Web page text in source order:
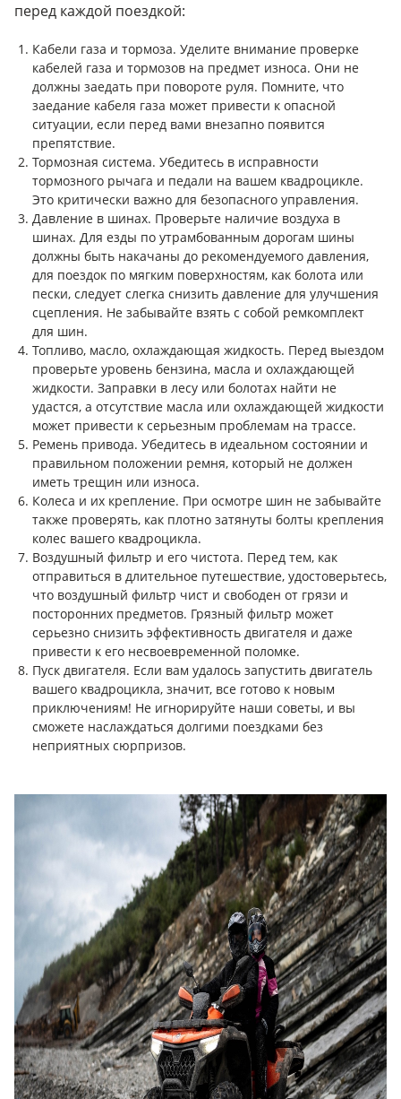
перед каждой поездкой:
Кабели газа и тормоза. Уделите внимание проверке
кабелей газа и тормозов на предмет износа. Они не
должны заедать при повороте руля. Помните, что
заедание кабеля газа может привести к опасной
ситуации, если перед вами внезапно появится
препятствие.
Тормозная система. Убедитесь в исправности
тормозного рычага и педали на вашем квадроцикле.
Это критически важно для безопасного управления.
Давление в шинах. Проверьте наличие воздуха в
шинах. Для езды по утрамбованным дорогам шины
должны быть накачаны до рекомендуемого давления,
для поездок по мягким поверхностям, как болота или
пески, следует слегка снизить давление для улучшения
сцепления. Не забывайте взять с собой ремкомплект
для шин.
Топливо, масло, охлаждающая жидкость. Перед выездом
проверьте уровень бензина, масла и охлаждающей
жидкости. Заправки в лесу или болотах найти не
удастся, а отсутствие масла или охлаждающей жидкости
может привести к серьезным проблемам на трассе.
Ремень привода. Убедитесь в идеальном состоянии и
правильном положении ремня, который не должен
иметь трещин или износа.
Колеса и их крепление. При осмотре шин не забывайте
также проверять, как плотно затянуты болты крепления
колес вашего квадроцикла.
Воздушный фильтр и его чистота. Перед тем, как
отправиться в длительное путешествие, удостоверьтесь,
что воздушный фильтр чист и свободен от грязи и
посторонних предметов. Грязный фильтр может
серьезно снизить эффективность двигателя и даже
привести к его несвоевременной поломке.
Пуск двигателя. Если вам удалось запустить двигатель
вашего квадроцикла, значит, все готово к новым
приключениям! Не игнорируйте наши советы, и вы
сможете наслаждаться долгими поездками без
неприятных сюрпризов.